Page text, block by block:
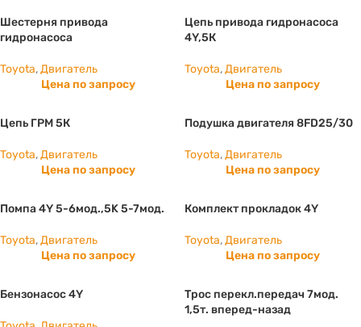
Шестерня привода
гидронасоса
Toyota,Двигатель
Цена по запросу
Цепь привода гидронасоса
4Y,5К
Toyota,Двигатель
Цена по запросу
Цепь ГРМ 5К
Toyota,Двигатель
Цена по запросу
Подушка двигателя 8FD25/30
Toyota,Двигатель
Цена по запросу
Помпа 4Y 5-6мод.,5K 5-7мод.
Toyota,Двигатель
Цена по запросу
Комплект прокладок 4Y
Toyota,Двигатель
Цена по запросу
Бензонасос 4Y
Трос перекл.передач 7мод.
1,5т. вперед-назад